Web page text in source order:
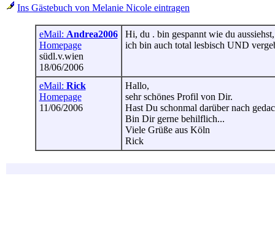
Ins Gästebuch von Melanie Nicole eintragen
eMail: Andrea2006
Homepage
südl.v.wien
18/06/2006
Hi, du . bin gespannt wie du
ich bin auch total lesbisch UND
eMail: Rick
Homepage
11/06/2006
Hallo,
sehr schönes Profil von Dir.
Hast Du schonmal darüber nach
Bin Dir gerne behilflich...
Viele Grüße aus Köln
Rick